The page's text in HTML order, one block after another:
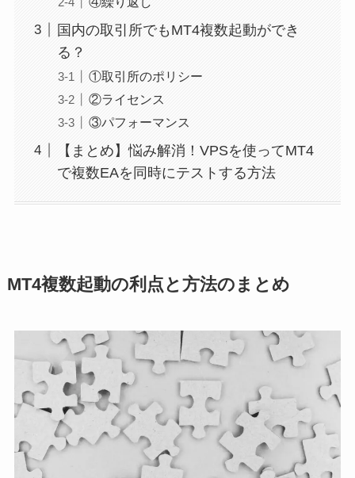
国内の取引所でもMT4複数起動ができ
る？
①取引所のポリシー
②ライセンス
③パフォーマンス
【まとめ】悩み解消！VPSを使ってMT4
で複数EAを同時にテストする方法
MT4複数起動の利点と方法のまとめ